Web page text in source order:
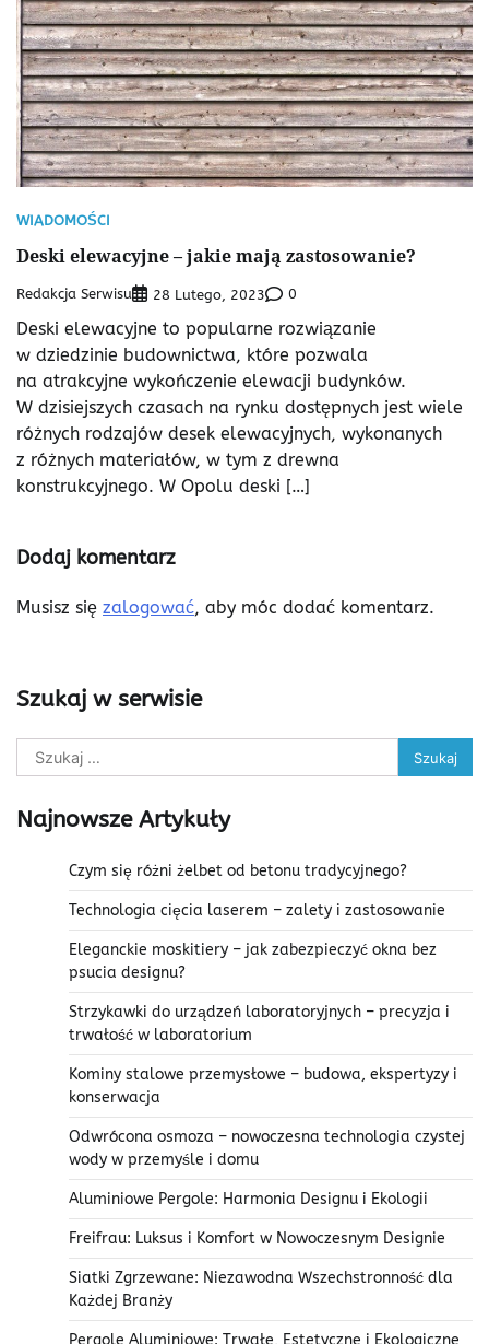
WIADOMOŚCI
Deski elewacyjne – jakie mają zastosowanie?
Redakcja Serwisu 28 Lutego, 2023 0
Deski elewacyjne to popularne rozwiązanie
w dziedzinie budownictwa, które pozwala
na atrakcyjne wykończenie elewacji budynków.
W dzisiejszych czasach na rynku dostępnych jest wiele
różnych rodzajów desek elewacyjnych, wykonanych
z różnych materiałów, w tym z drewna
konstrukcyjnego. W Opolu deski […]
Dodaj komentarz
Musisz się zalogować, aby móc dodać komentarz.
Szukaj w serwisie
Szukaj:
Najnowsze Artykuły
Czym się różni żelbet od betonu tradycyjnego?
Technologia cięcia laserem – zalety i zastosowanie
Eleganckie moskitiery – jak zabezpieczyć okna bez
psucia designu?
Strzykawki do urządzeń laboratoryjnych – precyzja i
trwałość w laboratorium
Kominy stalowe przemysłowe – budowa, ekspertyzy i
konserwacja
Odwrócona osmoza – nowoczesna technologia czystej
wody w przemyśle i domu
Aluminiowe Pergole: Harmonia Designu i Ekologii
Freifrau: Luksus i Komfort w Nowoczesnym Designie
Siatki Zgrzewane: Niezawodna Wszechstronność dla
Każdej Branży